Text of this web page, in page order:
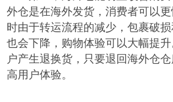
外仓是在海外发货，消费者可以
时由于转运流程的减少，包裹破
也会下降，购物体验可以大幅提
户产生退换货，只要退回海外仓
高用户体验。